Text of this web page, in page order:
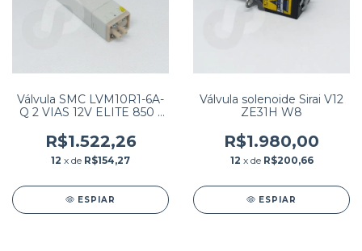
Válvula SMC LVM10R1-6A-
Q 2 VIAS 12V ELITE 850 /
R$1.522,26
12 x de R$154,27
ESPIAR
Válvula solenoide Sirai V12
ZE31H W8
R$1.980,00
12 x de R$200,66
ESPIAR